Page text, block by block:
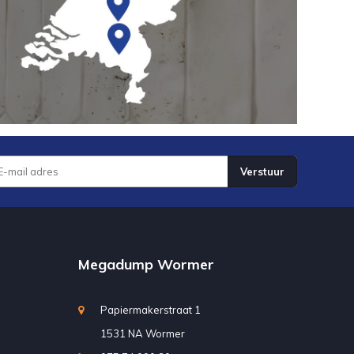
Verstuur
Megadump Wormer
Papiermakerstraat 1
1531 NA Wormer